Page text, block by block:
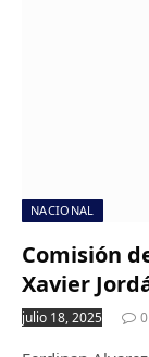
NACIONAL
Comisión
Xavier
julio 18, 2025 0